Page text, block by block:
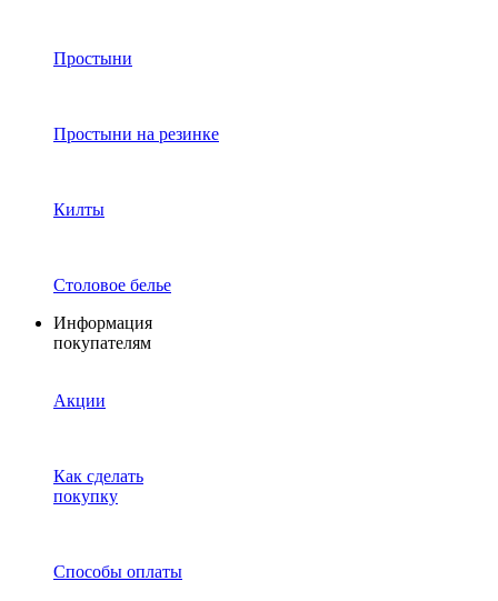
Простыни
Простыни на резинке
Килты
Столовое белье
Информация
покупателям
Акции
Как сделать
покупку
Способы оплаты